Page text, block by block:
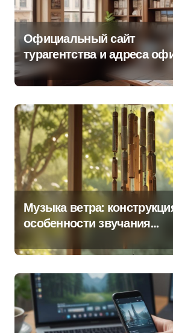
Официальный сайт
турагентства и адреса
продаж по регионам
Музыка ветра:
особенности звучания